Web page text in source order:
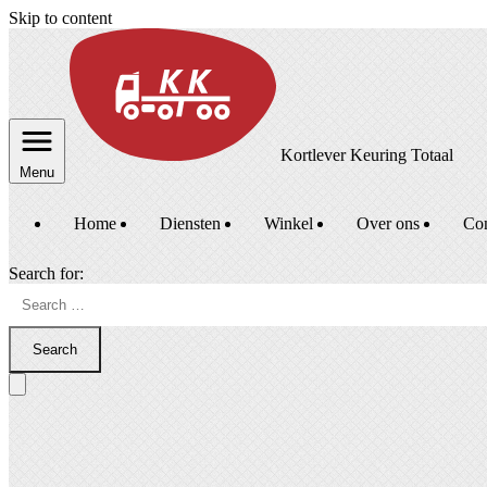
Skip to content
Menu
Kortlever Keuring Totaal
Home Diensten Winkel Over ons
Search for:
Search